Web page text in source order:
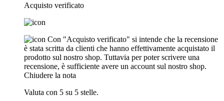
Acquisto verificato
Con "Acquisto verificato" si intende che la recensione
è stata scritta da clienti che hanno effettivamente acquistato il
prodotto sul nostro shop. Tuttavia per poter scrivere una
recensione, è sufficiente avere un account sul nostro shop.
Chiudere la nota
Valuta con 5 su 5 stelle.